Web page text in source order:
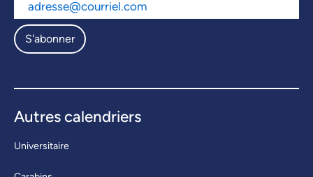
S'abonner
Autres calendriers
Universitaire